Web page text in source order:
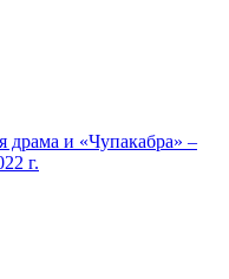
драма и «Чупакабра» –
г.